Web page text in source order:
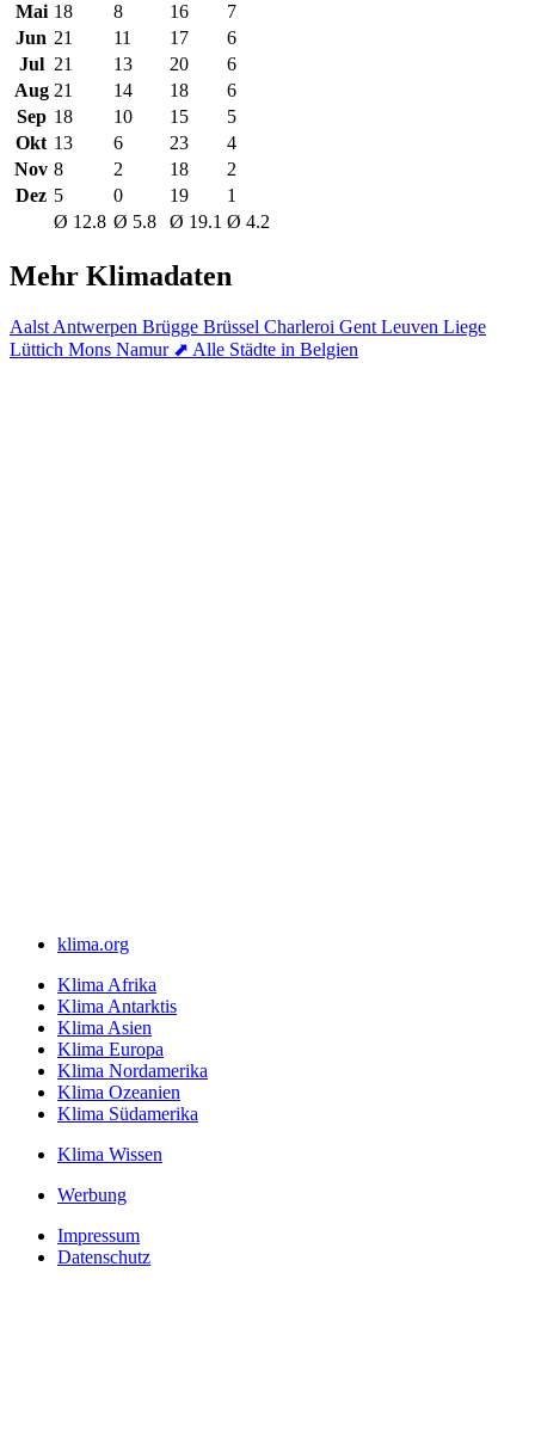
Mai 18 8 16
7
Jun 21 11 17
6
Jul 21 13 20
6
Aug 21 14 18
6
Sep 18 10 15
5
Okt 13 6 23
4
Nov 8 2 18
2
Dez 5 0 19
1
Ø 12.8 Ø 5.8 Ø 19.1 Ø 4.2
Mehr Klimadaten
Aalst Antwerpen Brügge Brüssel Charleroi Gent Leuven Liege
Lüttich Mons Namur ⬈ Alle Städte in Belgien
klima.org
Klima Afrika
Klima Antarktis
Klima Asien
Klima Europa
Klima Nordamerika
Klima Ozeanien
Klima Südamerika
Klima Wissen
Werbung
Impressum
Datenschutz